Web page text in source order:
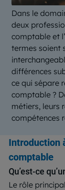
Dans le
deux
comptable et
termes soient
différences
ce qui sépare
comptable ?
métiers, leurs
compétences
Introduction
comptable
Qu’est-ce
Le rôle